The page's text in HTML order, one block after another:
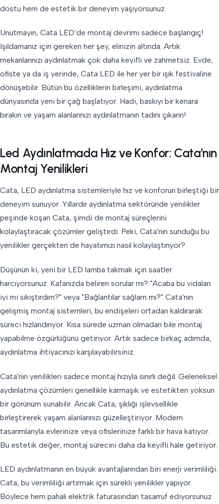
dostu hem de estetik bir deneyim yaşıyorsunuz.
Unutmayın, Cata LED’de montaj devrimi sadece başlangıç!
Işıldamanız için gereken her şey, elinizin altında. Artık
mekanlarınızı aydınlatmak çok daha keyifli ve zahmetsiz. Evde,
ofiste ya da iş yerinde, Cata LED ile her yer bir ışık festivaline
dönüşebilir. Bütün bu özelliklerin birleşimi, aydınlatma
dünyasında yeni bir çağ başlatıyor. Hadi, baskıyı bir kenara
bırakın ve yaşam alanlarınızı aydınlatmanın tadını çıkarın!
Led Aydınlatmada Hız ve Konfor: Cata’nın
Montaj Yenilikleri
Cata, LED aydınlatma sistemleriyle hız ve konforun birleştiği bir
deneyim sunuyor. Yıllardır aydınlatma sektöründe yenilikler
peşinde koşan Cata, şimdi de montaj süreçlerini
kolaylaştıracak çözümler geliştirdi. Peki, Cata'nın sunduğu bu
yenilikler gerçekten de hayatımızı nasıl kolaylaştırıyor?
Düşünün ki, yeni bir LED lamba takmak için saatler
harcıyorsunuz. Kafanızda beliren sorular mı? "Acaba bu vidaları
iyi mi sıkıştırdım?" veya "Bağlantılar sağlam mı?" Cata'nın
gelişmiş montaj sistemleri, bu endişeleri ortadan kaldırarak
süreci hızlandırıyor. Kısa sürede uzman olmadan bile montaj
yapabilme özgürlüğünü getiriyor. Artık sadece birkaç adımda,
aydınlatma ihtiyacınızı karşılayabilirsiniz.
Cata'nın yenilikleri sadece montaj hızıyla sınırlı değil. Geleneksel
aydınlatma çözümleri genellikle karmaşık ve estetikten yoksun
bir görünüm sunabilir. Ancak Cata, şıklığı işlevsellikle
birleştirerek yaşam alanlarınızı güzelleştiriyor. Modern
tasarımlarıyla evlerinize veya ofislerinize farklı bir hava katıyor.
Bu estetik değer, montaj sürecini daha da keyifli hale getiriyor.
LED aydınlatmanın en büyük avantajlarından biri enerji verimliliği.
Cata, bu verimliliği artırmak için sürekli yenilikler yapıyor.
Böylece hem pahalı elektrik faturasından tasarruf ediyorsunuz